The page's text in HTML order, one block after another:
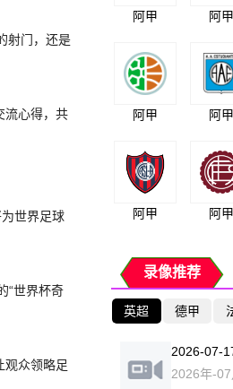
射门，还是
流心得，共
世界足球
“世界杯奇
观众领略足
阿甲 阿甲
阿甲 阿甲
阿甲 阿甲
录像推荐
英超 德甲
2026-07-
2026年-07